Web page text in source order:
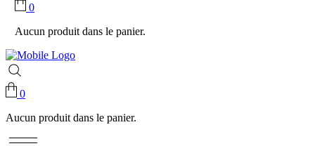
0
Aucun produit dans le panier.
0
Aucun produit dans le panier.